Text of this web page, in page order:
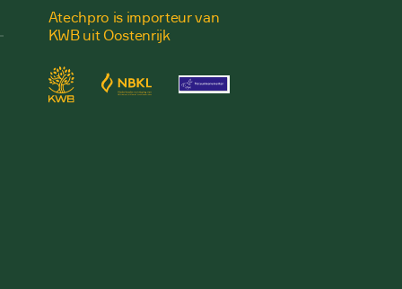
Atechpro is importeur van
KWB uit Oostenrijk